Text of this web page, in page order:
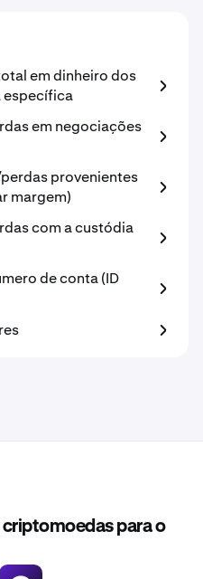
em dinheiro dos
específica
em negociações
provenientes
margem)
com a custódia
de conta (ID
criptomoedas para o